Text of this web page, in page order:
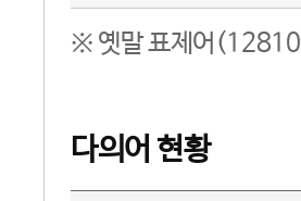
※ 옛말 표제어(12810
다의어 현황